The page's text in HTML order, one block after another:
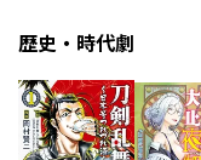
歴史・時代劇